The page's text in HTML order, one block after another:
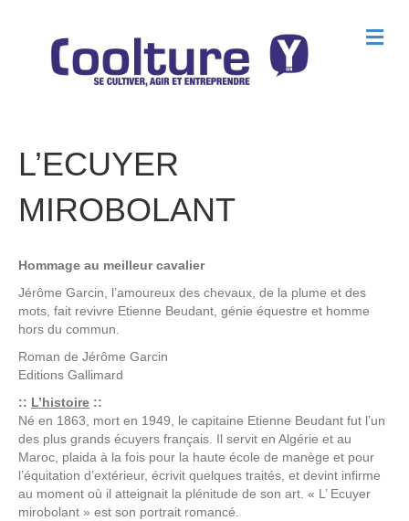
M
e
L’ECUYER
MIROBOLANT
Hommage au meilleur cavalier
Jérôme Garcin, l’amoureux des chevaux, de la plume et des
mots, fait revivre Etienne Beudant, génie équestre et homme
hors du commun.
Roman de Jérôme Garcin
Editions Gallimard
:: L’histoire ::
Né en 1863, mort en 1949, le capitaine Etienne Beudant fut l’un
des plus grands écuyers français. Il servit en Algérie et au
Maroc, plaida à la fois pour la haute école de manège et pour
l’équitation d’extérieur, écrivit quelques traités, et devint infirme
au moment où il atteignait la plénitude de son art. « L’ Ecuyer
mirobolant » est son portrait romancé.